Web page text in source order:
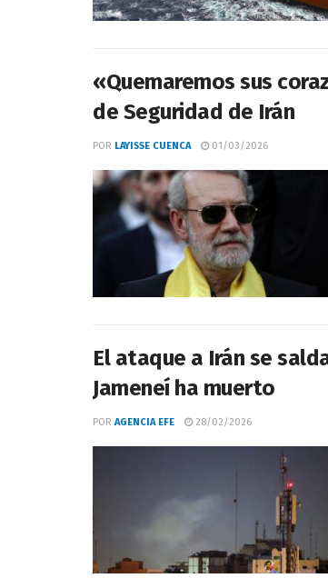
«Quemaremos sus
de Seguridad de Irán
POR LAYISSE CUENCA 01/03/2026
El ataque a Irán se
Jameneí ha muerto
POR AGENCIA EFE 28/02/2026